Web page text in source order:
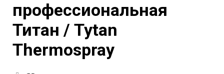
профессиональная
Титан / Tytan
Thermospray